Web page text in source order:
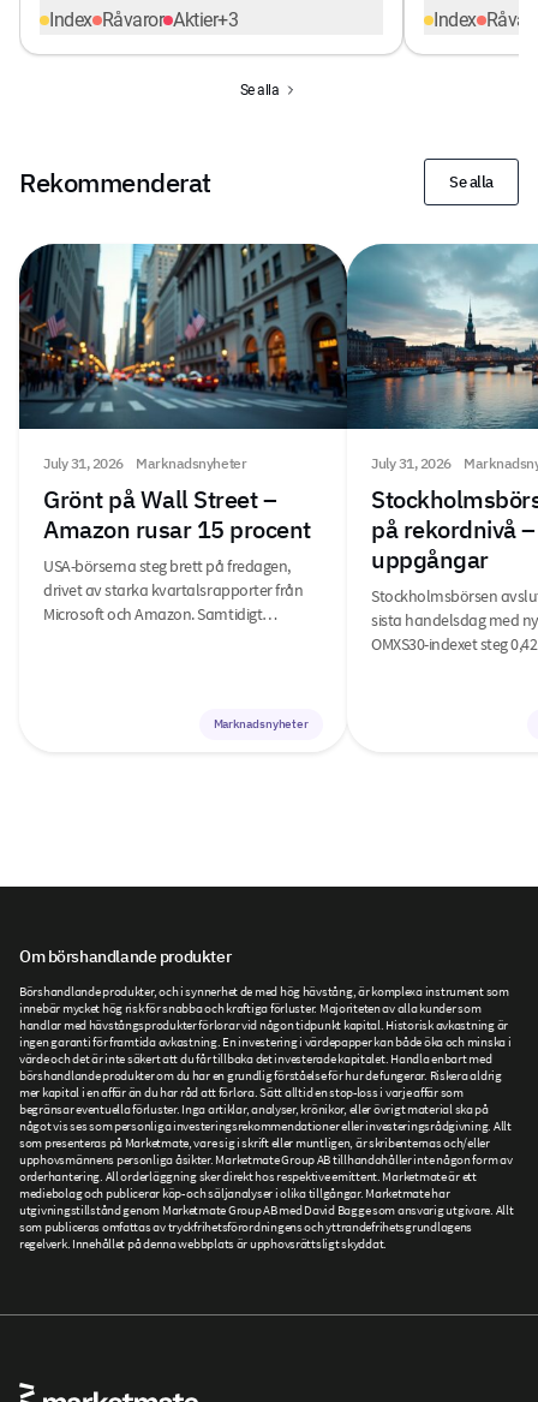
Index Råvaror Aktier+3 Index
Se alla
Rekommenderat Se alla
July 31, 2026 Marknadsnyheter
Grönt på Wall Street –
Amazon rusar 15 procent
USA-börserna steg brett på fredagen,
drivet av starka kvartalsrapporter från
Microsoft och Amazon. Samtidigt…
Marknadsnyheter
July 31, 2026
på rekordnivå
uppgångar
Stockholmsbörsen
sista handelsdag med
OMXS30-indexet steg
Om börshandlande produkter
Börshandlande produkter, och i synnerhet de med hög hävstång, är komplexa instrument som
innebär mycket hög risk för snabba och kraftiga förluster. Majoriteten av alla kunder som
handlar med hävstångsprodukter förlorar vid någon tidpunkt kapital. Historisk avkastning är
ingen garanti för framtida avkastning. En investering i värdepapper kan både öka och minska i
värde och det är inte säkert att du får tillbaka det investerade kapitalet. Handla enbart med
börshandlande produkter om du har en grundlig förståelse för hur de fungerar. Riskera aldrig
mer kapital i en affär än du har råd att förlora. Sätt alltid en stop-loss i varje affär som
begränsar eventuella förluster. Inga artiklar, analyser, krönikor, eller övrigt material ska på
något vis ses som personliga investeringsrekommendationer eller investeringsrådgivning. Allt
som presenteras på Marketmate, vare sig i skrift eller muntligen, är skribenternas och/eller
upphovsmännens personliga åsikter. Marketmate Group AB tillhandahåller inte någon form av
orderhantering. All orderläggning sker direkt hos respektive emittent. Marketmate är ett
mediebolag och publicerar köp- och säljanalyser i olika tillgångar. Marketmate har
utgivningstillstånd genom Marketmate Group AB med David Bagge som ansvarig utgivare. Allt
som publiceras omfattas av tryckfrihetsförordningens och yttrandefrihetsgrundlagens
regelverk. Innehållet på denna webbplats är upphovsrättsligt skyddat.